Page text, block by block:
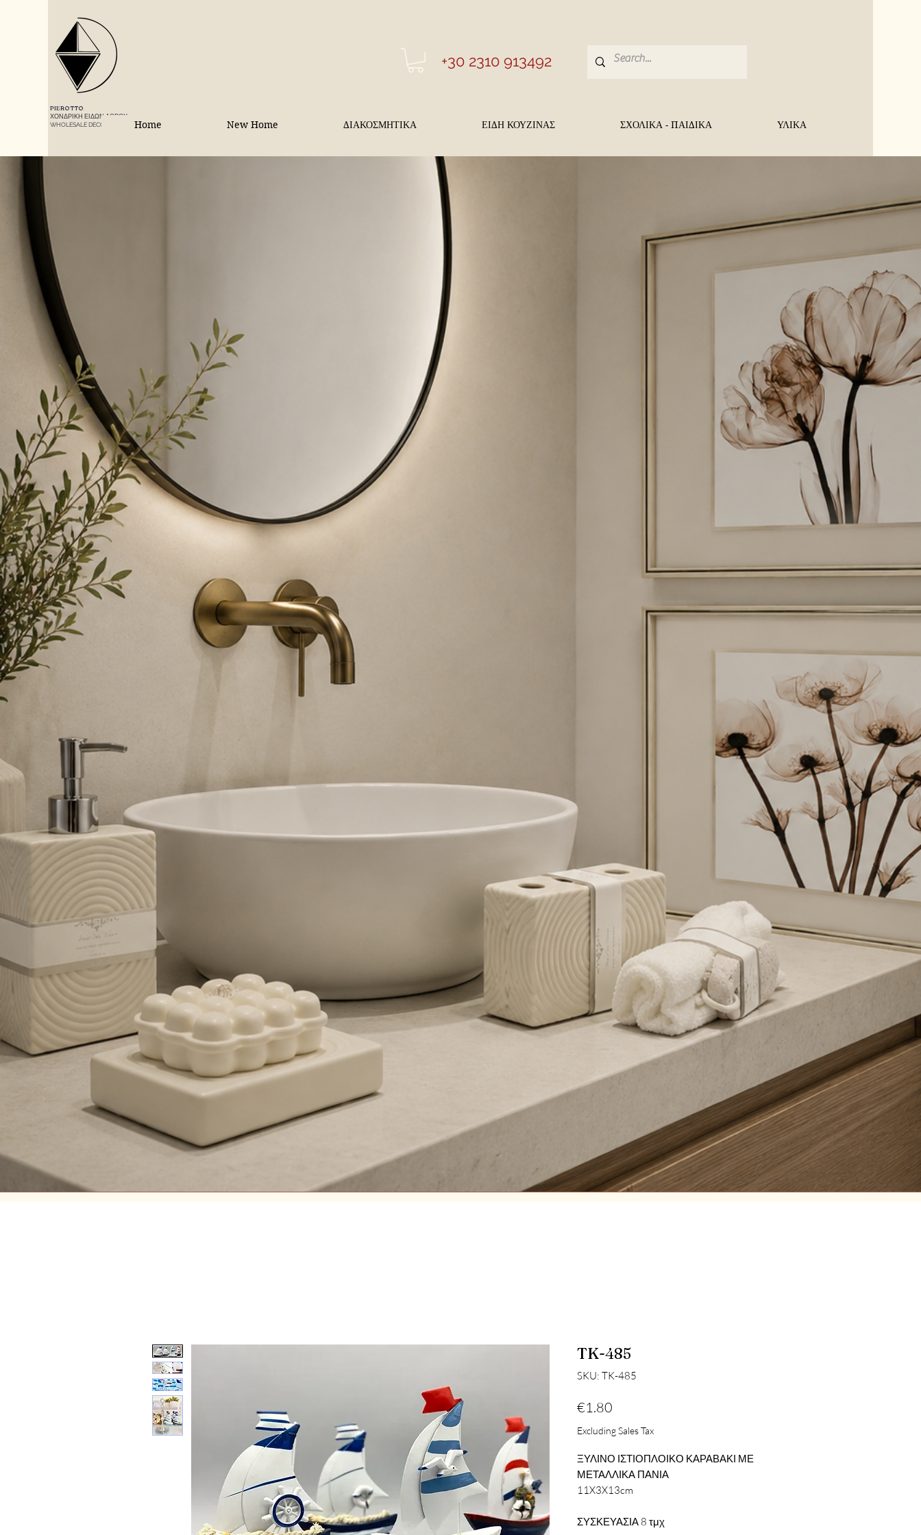
PIEROTTO
ΧΟΝΔΡΙΚΗ ΕΙΔΩΝ ΔΩΡΟΥ
WHOLESALE DECORATIONS
+30 2310 913492
Home New Home ΔΙΑΚΟΣΜΗΤΙΚΑ ΕΙΔΗ ΚΟΥΖΙΝΑΣ ΣΧΟΛΙΚΑ - ΠΑΙΔΙΚΑ ΥΛΙΚΑ
TK-485
SKU: TK-485
€1.80
Excluding Sales Tax
ΞΥΛΙΝΟ ΙΣΤΙΟΠΛΟΙΚΟ ΚΑΡΑΒΑΚΙ ΜΕ
ΜΕΤΑΛΛΙΚΑ ΠΑΝΙΑ
11X3X13cm
ΣΥΣΚΕΥΑΣΙΑ 8 τμχ